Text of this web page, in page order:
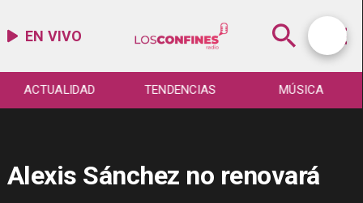
EN VIVO
ACTUALIDAD TENDENCIAS MÚSICA
Alexis Sánchez no renovará